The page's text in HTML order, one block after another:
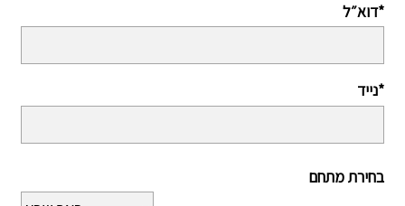
דוא״ל*
נייד*
בחירת מתחם